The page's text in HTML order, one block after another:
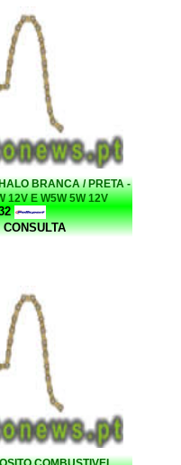
BRANCA / PRETA -
12V E W5W 5W 12V